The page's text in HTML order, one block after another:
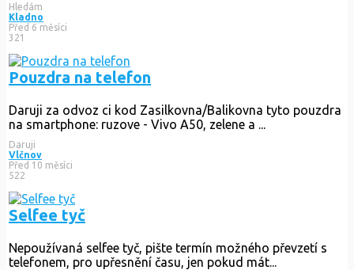
Hledám
Kladno
Před 6 měsíci
321
Pouzdra na telefon
Daruji za odvoz ci kod Zasilkovna/Balikovna tyto pouzdra
na smartphone: ruzove - Vivo A50, zelene a ...
Daruji
Vlčnov
Před 10 měsíci
522
Selfee tyč
Nepoužívaná selfee tyč, pište termín možného převzetí s
telefonem, pro upřesnění času, jen pokud mát...